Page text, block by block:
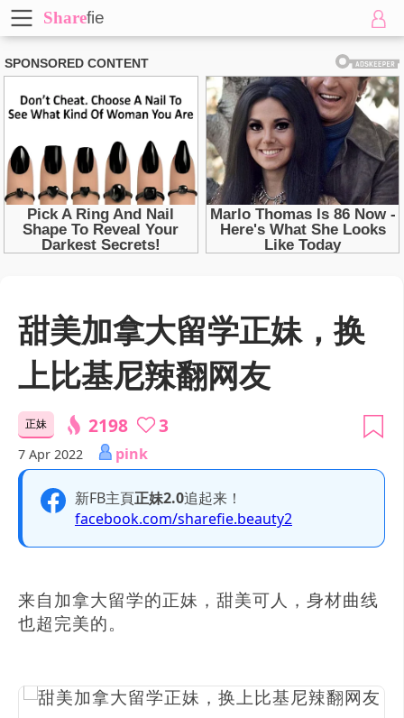
Sharefie
甜美加拿大留学正妹，换
上比基尼辣翻网友
正妹 2198 3
7 Apr 2022 pink
新FB主頁正妹2.0追起来！
facebook.com/sharefie.beauty2
来自加拿大留学的正妹，甜美可人，身材曲线
也超完美的。